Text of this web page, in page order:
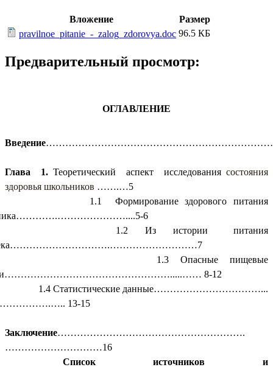
Вложение
Размер
pravilnoe_pitanie_-_zalog_zdorovya.doc 96.5 КБ
Предварительный просмотр:
ОГЛАВЛЕНИЕ
Введение
Глава 1.Теоретический аспект исследования состояния
здоровья школьников …….…5
1.1 Формирование здорового питания
6
1.2 Из истории питания
1.3 Опасные пищевые
8-12
1.4 Статистические данные……………………………...
13-15
Заключение………………………………………………….
…………………………16
Список источников и